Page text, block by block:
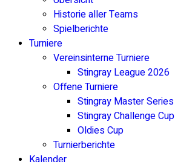
Historie aller Teams
Spielberichte
Turniere
Vereinsinterne Turniere
Stingray League 2026
Offene Turniere
Stingray Master Series
Stingray Challenge Cup
Oldies Cup
Turnierberichte